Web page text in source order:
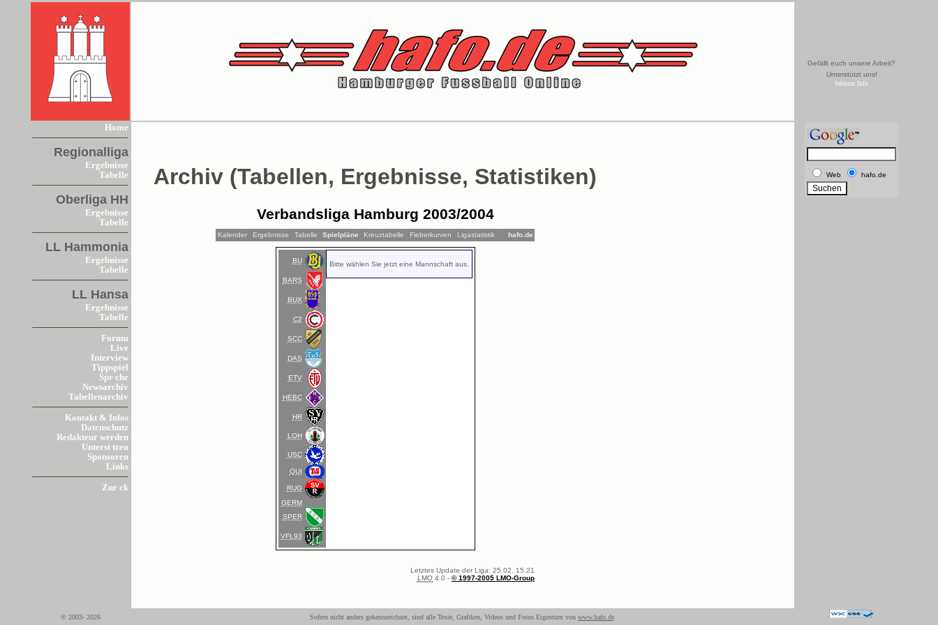
Gefällt euch unsere Arbeit?
Unterstützt uns!
Weitere Info
Home
Regionalliga
Ergebnisse
Tabelle
Oberliga HH
Ergebnisse
Tabelle
LL Hammonia
Ergebnisse
Tabelle
LL Hansa
Ergebnisse
Tabelle
Forum
Live
Interview
Tippspiel
Spr che
Newsarchiv
Tabellenarchiv
Kontakt & Infos
Datenschutz
Redakteur werden
Unterst tzen
Sponsoren
Links
Zur ck
Archiv (Tabellen, Ergebnisse, Statistiken)
Verbandsliga Hamburg 2003/2004
Kalender Ergebnisse Tabelle Spielpläne Kreuztabelle Fieberkurven Ligastatistik hafo.de
BU
BARS
BUX
C2
SCC
DAS
ETV
HEBC
HR
LOH
USC
QUI
RUG
GERM
SPER
VFL93
Bitte wählen Sie jetzt eine Mannschaft aus.
Letztes Update der Liga: 25.02. 15.21
LMO 4.0 - © 1997-2005 LMO-Group
Web hafo.de
© 2003- 2026 Sofern nicht anders gekennzeichnet, sind alle Texte, Grafiken, Videos und Fotos Eigentum von www.hafo.de.